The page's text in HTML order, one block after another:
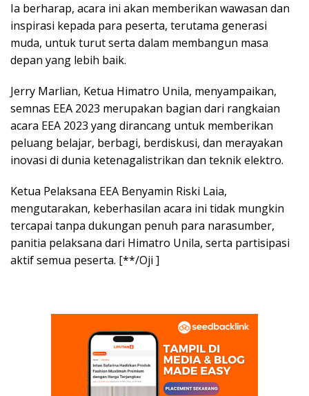
Ia berharap, acara ini akan memberikan wawasan dan
inspirasi kepada para peserta, terutama generasi
muda, untuk turut serta dalam membangun masa
depan yang lebih baik.
Jerry Marlian, Ketua Himatro Unila, menyampaikan,
semnas EEA 2023 merupakan bagian dari rangkaian
acara EEA 2023 yang dirancang untuk memberikan
peluang belajar, berbagi, berdiskusi, dan merayakan
inovasi di dunia ketenagalistrikan dan teknik elektro.
Ketua Pelaksana EEA Benyamin Riski Laia,
mengutarakan, keberhasilan acara ini tidak mungkin
tercapai tanpa dukungan penuh para narasumber,
panitia pelaksana dari Himatro Unila, serta partisipasi
aktif semua peserta. [**/Oji ]